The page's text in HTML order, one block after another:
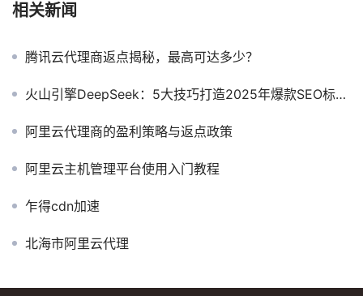
相关新闻
腾讯云代理商返点揭秘，最高可达多少？
火山引擎DeepSeek：5大技巧打造2025年爆款SEO标题！
阿里云代理商的盈利策略与返点政策
阿里云主机管理平台使用入门教程
乍得cdn加速
北海市阿里云代理